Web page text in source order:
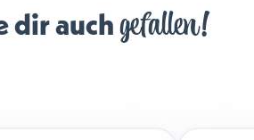
dir auch gefallen!